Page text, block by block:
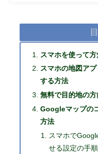
スマホを使って
スマホの地図ア
する方法
無料で目的地の
Googleマップの
方法
スマホで
せる設定の手順